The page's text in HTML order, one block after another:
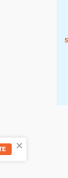
×